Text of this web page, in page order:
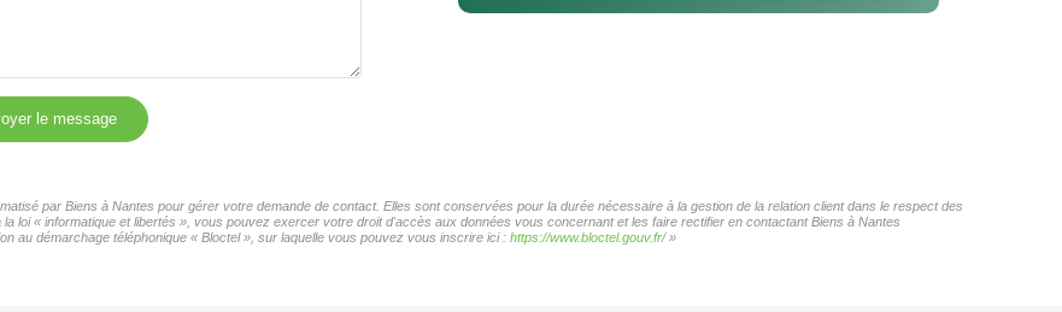
le message
par Biens à Nantes pour gérer votre demande de contact. Elles sont conservées pour la durée nécessaire à la gestion de la relation client dans le respect des
loi « informatique et libertés », vous pouvez exercer votre droit d'accès aux données vous concernant et les faire rectifier en contactant Biens à Nantes
au démarchage téléphonique « Bloctel », sur laquelle vous pouvez vous inscrire ici : https://www.bloctel.gouv.fr/»